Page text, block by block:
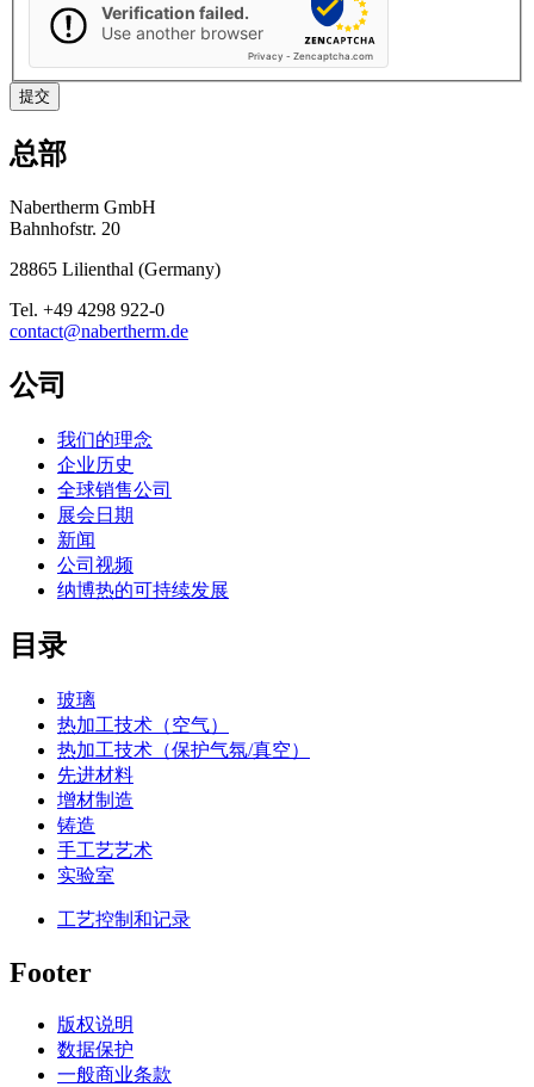
Verification failed.
Use another browser
Privacy - Zencaptcha.com
总部
Nabertherm GmbH
Bahnhofstr. 20
28865 Lilienthal (Germany)
Tel. +49 4298 922-0
contact@nabertherm.de
公司
我们的理念
企业历史
全球销售公司
展会日期
新闻
公司视频
纳博热的可持续发展
目录
玻璃
热加工技术（空气）
热加工技术（保护气氛/真空）
先进材料
增材制造
铸造
手工艺艺术
实验室
工艺控制和记录
Footer
版权说明
数据保护
一般商业条款